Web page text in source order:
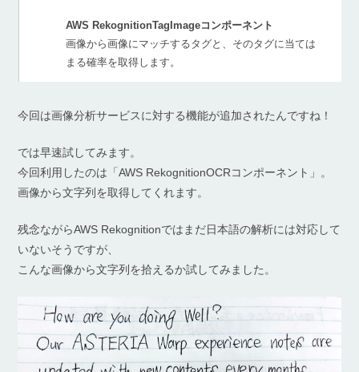
AWS RekognitionTagImageコンポーネント
画像から画像にマッチするタグと、そのタグに当ては
まる確率を取得します。
今回は画像分析サービスに対する機能が追加されたんですね！
では早速試してみます。
今回利用したのは「AWS RekognitionOCRコンポーネント」。
画像から文字列を取得してくれます。
残念ながらAWS Rekognitionではまだ日本語の解析には対応して
いないそうですが、
こんな画像から文字列を拾えるか試してみました。